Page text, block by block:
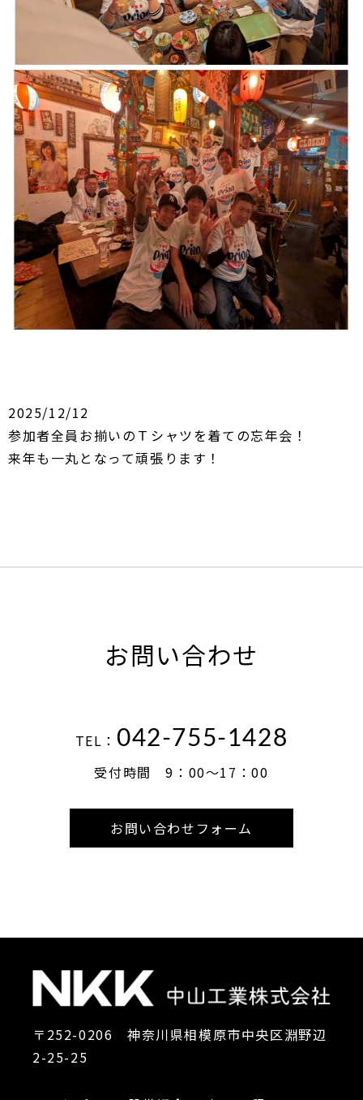
2025/12/12
参加者全員お揃いのＴシャツを着ての忘年会！
来年も一丸となって頑張ります！
お問い合わせ
TEL： 042-755-1428
受付時間 9：00～17：00
お問い合わせフォーム
〒252-0206 神奈川県相模原市中央区淵野辺
2-25-25